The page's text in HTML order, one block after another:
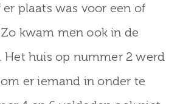
plaats was voor een of
kwam men ook in de
Het huis op nummer 2 werd
er iemand in onder te